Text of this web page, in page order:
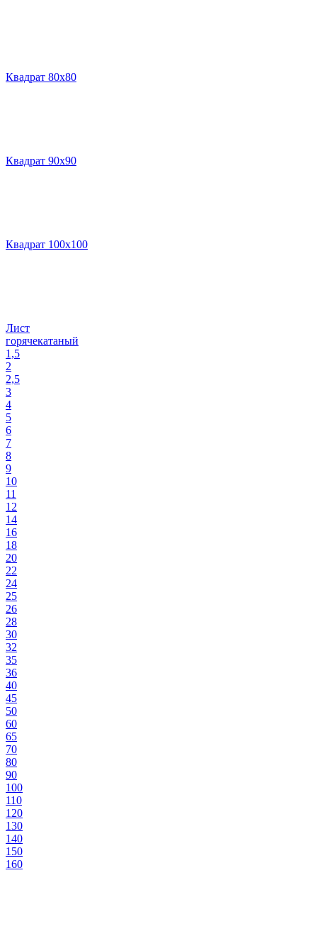
Квадрат 80х80
Квадрат 90х90
Квадрат 100х100
Лист
горячекатаный
1,5
2
2,5
3
4
5
6
7
8
9
10
11
12
14
16
18
20
22
24
25
26
28
30
32
35
36
40
45
50
60
65
70
80
90
100
110
120
130
140
150
160